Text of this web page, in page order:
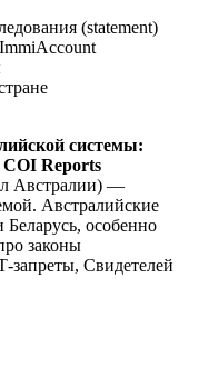
(statement)
системы:
Reports
Австралии) —
Австралийские
особенно
законы
запреты, Свидетелей